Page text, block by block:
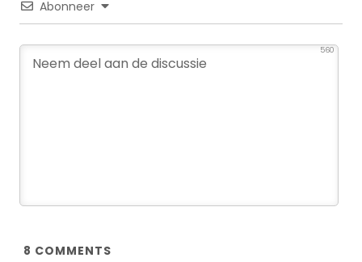
Abonneer
560
8 COMMENTS